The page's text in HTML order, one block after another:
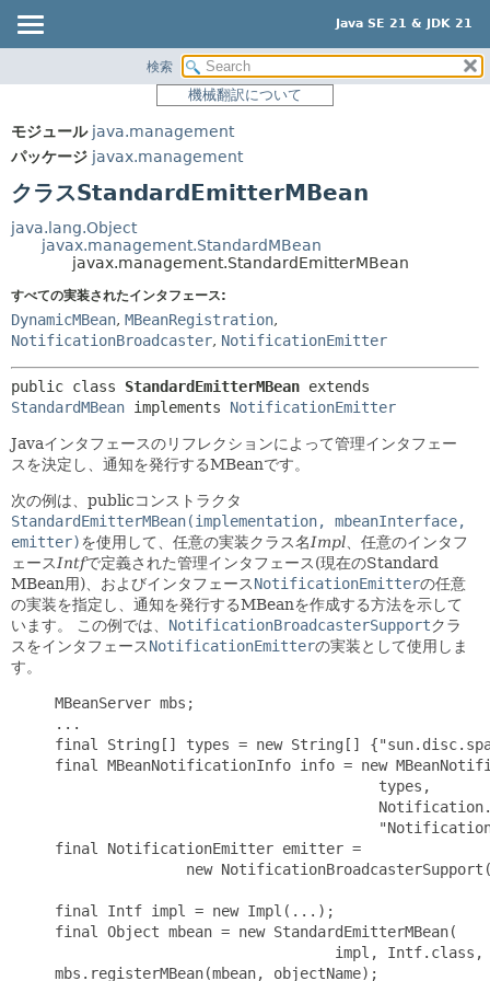
Java SE 21 & JDK 21
パッケージ
使用
ツリー
プレビュー
非推奨
ヘルプ
サマリー:
ネスト済
メソッド
詳細:
メソッド
検索
機械翻訳について
モジュール java.management
パッケージ javax.management
クラスStandardEmitterMBean
java.lang.Object
javax.management.StandardMBean
javax.management.StandardEmitterMBean
すべての実装されたインタフェース:
DynamicMBean, MBeanRegistration,
NotificationBroadcaster, NotificationEmitter
public class StandardEmitterMBean
StandardMBean implements NotificationEmitter
Javaインタフェースのリフレクションによって管理インタフェー
スを決定し、通知を発行するMBeanです。
次の例は、publicコンストラクタ
StandardEmitterMBean(implementation, mbeanInterface,
emitter)を使用して、任意の実装クラス名Impl 、任意のインタフ
ェースIntfで定義された管理インタフェース(現在のStandard
MBean用)、およびインタフェースNotificationEmitterの任意
の実装を指定し、通知を発行するMBeanを作成する方法を示して
います。
この例では、 NotificationBroadcasterSupportクラ
スをインタフェースNotificationEmitterの実装として使用しま
す。
     MBeanServer mbs;
     ...
final String[] types = new String[]
final MBeanNotificationInfo info = new
                                          types,
     final NotificationEmitter emitter =
new
     final Intf impl = new Impl(...);
     final Object mbean = new StandardEmitterMBean(
impl, Intf.class,
     mbs.registerMBean(mbean, objectName);